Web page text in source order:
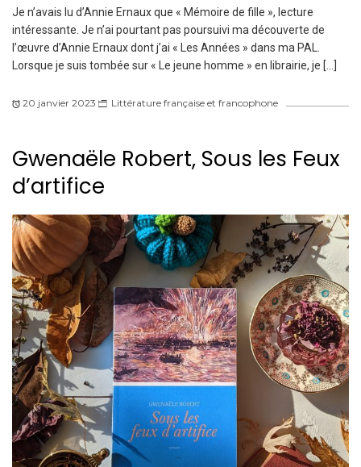
Je n’avais lu d’Annie Ernaux que « Mémoire de fille », lecture
intéressante. Je n’ai pourtant pas poursuivi ma découverte de
l’œuvre d’Annie Ernaux dont j’ai « Les Années » dans ma PAL.
Lorsque je suis tombée sur « Le jeune homme » en librairie, je […]
20 janvier 2023 Littérature française et francophone
Gwenaële Robert, Sous les Feux
d’artifice